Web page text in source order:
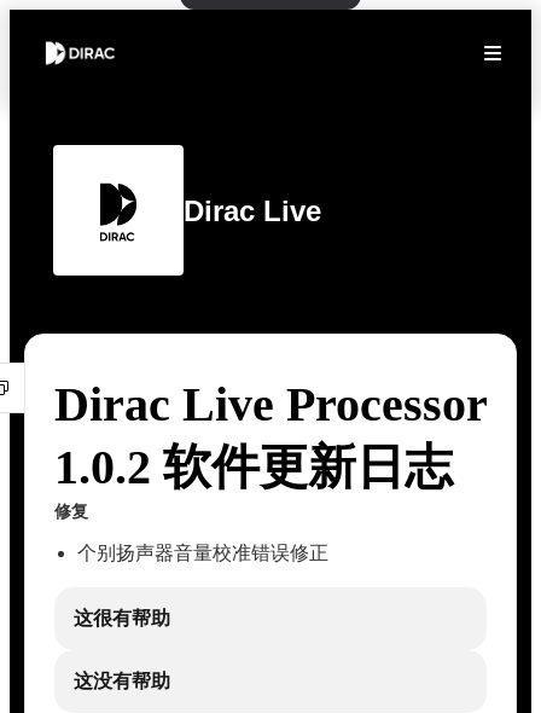
Dirac Live
Dirac Live Processor
1.0.2 软件更新日志
修复
个别扬声器音量校准错误修正
这很有帮助
这没有帮助